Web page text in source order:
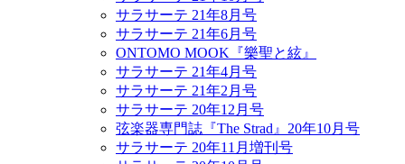
サラサーテ 21年8月号
サラサーテ 21年6月号
ONTOMO MOOK『樂聖と絃』
サラサーテ 21年4月号
サラサーテ 21年2月号
サラサーテ 20年12月号
弦楽器専門誌『The Strad』20年10月号
サラサーテ 20年11月増刊号